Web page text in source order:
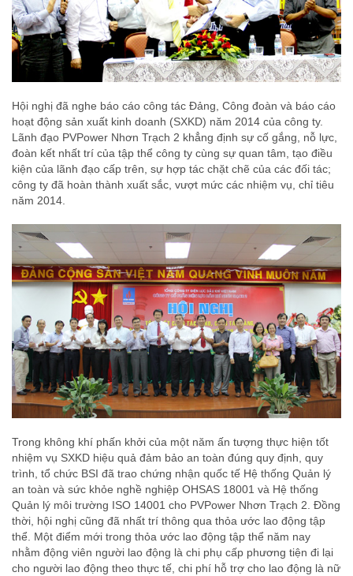
Hội nghị đã nghe báo cáo công tác Đảng, Công đoàn và báo cáo
hoạt động sản xuất kinh doanh (SXKD) năm 2014 của công ty.
Lãnh đạo PVPower Nhơn Trạch 2 khẳng định sự cố gắng, nỗ lực,
đoàn kết nhất trí của tập thể công ty cùng sự quan tâm, tạo điều
kiện của lãnh đạo cấp trên, sự hợp tác chặt chẽ của các đối tác;
công ty đã hoàn thành xuất sắc, vượt mức các nhiệm vụ, chỉ tiêu
năm 2014.
Trong không khí phấn khởi của một năm ấn tượng thực hiện tốt
nhiệm vụ SXKD hiệu quả đảm bảo an toàn đúng quy định, quy
trình, tổ chức BSI đã trao chứng nhận quốc tế Hệ thống Quản lý
an toàn và sức khỏe nghề nghiệp OHSAS 18001 và Hệ thống
Quản lý môi trường ISO 14001 cho PVPower Nhơn Trạch 2. Đồng
thời, hội nghị cũng đã nhất trí thông qua thỏa ước lao động tập
thể. Một điểm mới trong thỏa ước lao động tập thể năm nay
nhằm động viên người lao động là chi phụ cấp phương tiện đi lại
cho người lao động theo thực tế, chi phí hỗ trợ cho lao động là nữ